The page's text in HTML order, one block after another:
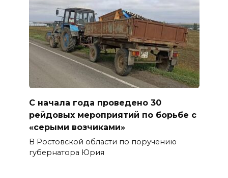
С начала года проведено 30
рейдовых мероприятий по борьбе с
«серыми возчиками»
В Ростовской области по поручению
губернатора Юрия